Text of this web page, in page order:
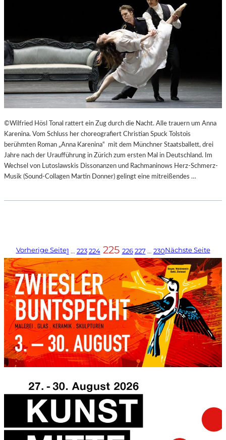
©Wilfried Hösl Tonal rattert ein Zug durch die Nacht. Alle trauern um Anna
Karenina. Vom Schluss her choreografiert Christian Spuck Tolstois
berühmten Roman „Anna Karenina“ mit dem Münchner Staatsballett, drei
Jahre nach der Uraufführung in Zürich zum ersten Mal in Deutschland. Im
Wechsel von Lutoslawskis Dissonanzen und Rachmaninows Herz-Schmerz-
Musik (Sound-Collagen Martin Donner) gelingt eine mitreißendes …
Vorherige Seite1 … 223 224 225 226 227 … 230Nächste Seite